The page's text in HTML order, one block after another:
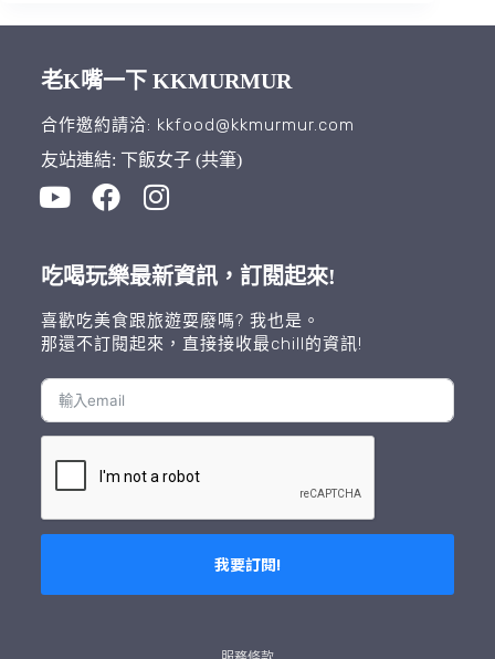
老K嘴一下 KKMURMUR
合作邀約請洽: kkfood@kkmurmur.com
友站連結: 下飯女子 (共筆)
吃喝玩樂最新資訊，訂閱起來!
喜歡吃美食跟旅遊耍廢嗎? 我也是。
那還不訂閱起來，直接接收最chill的資訊!
我要訂閱!